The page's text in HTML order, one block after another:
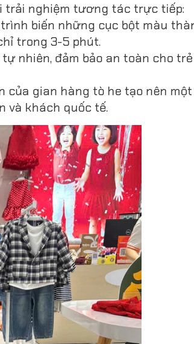
trải nghiệm tương tác trực tiếp:
biến những cục bột màu
trong 3-5 phút.
nhiên, đảm bảo an toàn cho
của gian hàng tò he tạo nên
và khách quốc tế.